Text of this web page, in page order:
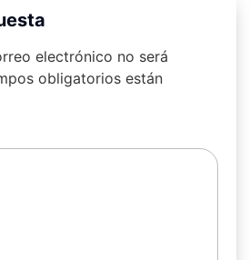
electrónico no será
obligatorios están